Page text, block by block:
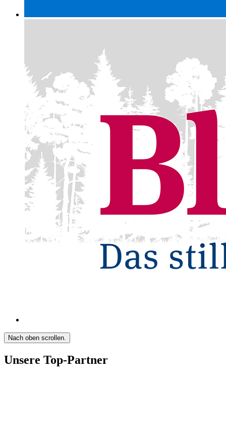
Nach oben scrollen.
Unsere Top-Partner